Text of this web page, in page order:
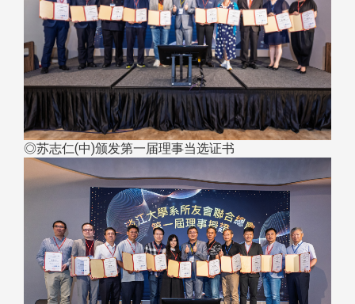
◎苏志仁(中)颁发第一届理事当选证书